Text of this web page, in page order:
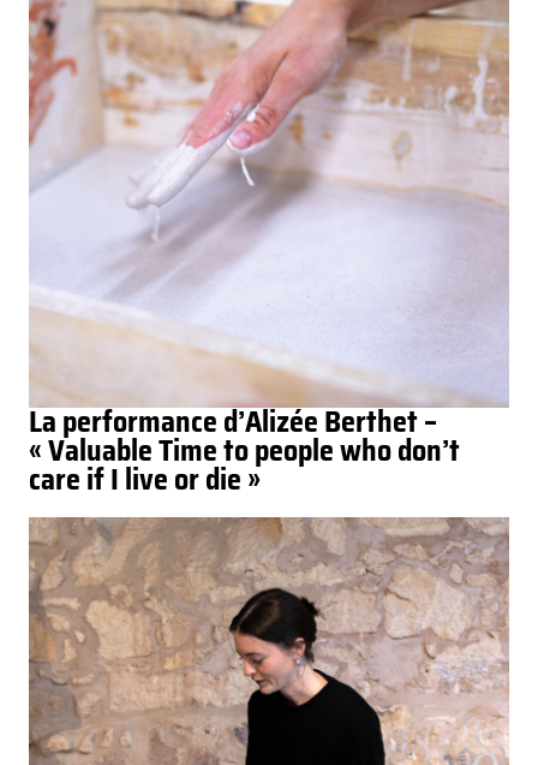
La performance d’Alizée Berthet –
« Valuable Time to people who don’t
care if I live or die »